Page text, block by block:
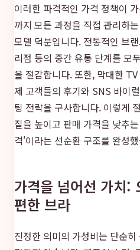
이러한 파격적인 가격 정책이
까지 모든 과정을 직접 관리
모델 덕분입니다. 전통적인 브
리점 등의 중간 유통 단계를 모
을 절감합니다. 또한, 막대한
제 고객들의 후기와 SNS 바이
팅 전략을 구사합니다. 이렇게
질을 높이고 판매 가격을 낮추
격'이라는 선순환 구조를 완성
가격을 넘어선 가치:
편한 브라
진정한 의미의 가성비는 단순